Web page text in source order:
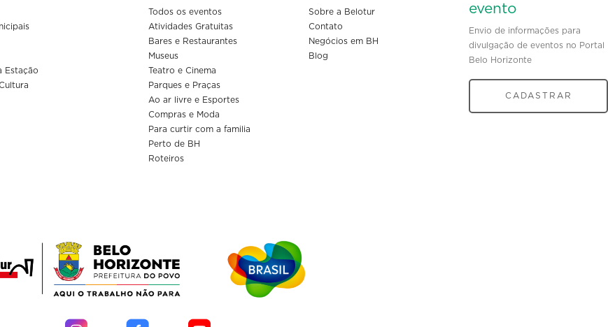
Estação
Todos os eventos
Atividades Gratuitas
Bares e Restaurantes
Museus
Teatro e Cinema
Parques e Praças
Ao ar livre e Esportes
Compras e Moda
Para curtir com a familia
Perto de BH
Roteiros
Sobre a Belotur
Contato
Negócios em BH
Blog
evento
Envio de informações para
divulgação de eventos no Portal
Belo Horizonte
CADASTRAR